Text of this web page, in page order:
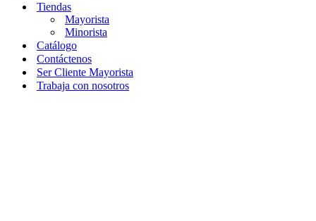
Tiendas
Mayorista
Minorista
Catálogo
Contáctenos
Ser Cliente Mayorista
Trabaja con nosotros